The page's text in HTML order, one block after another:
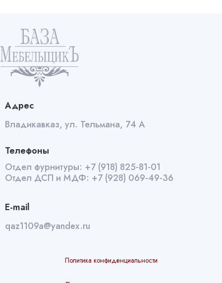
Адрес
Владикавказ, ул. Тельмана, 74 А
Телефоны
Отдел фурнитуры: +7 (918) 825-81-01
Отдел ДСП и МДФ: +7 (928) 069-49-36
E-mail
qaz1109a@yandex.ru
Политика конфиденциальности